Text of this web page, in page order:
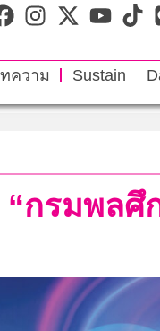
ความ Sustain
กรมพลศึ